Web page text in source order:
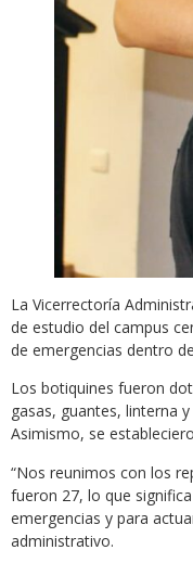
La Vicerrectoría
de estudio del campus
de emergencias dentro
Los botiquines fueron
gasas, guantes, linterna
Asimismo, se
“Nos reunimos con los
fueron 27, lo que
emergencias y para
administrativo.